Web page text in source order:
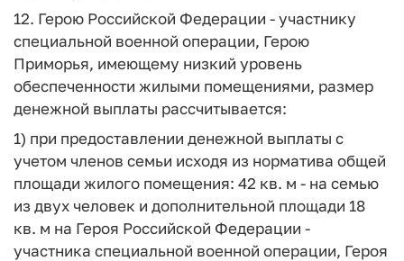
12. Герою Российской Федерации - участнику
специальной военной операции, Герою
Приморья, имеющему низкий уровень
обеспеченности жилыми помещениями, размер
денежной выплаты рассчитывается:
1) при предоставлении денежной выплаты с
учетом членов семьи исходя из норматива общей
площади жилого помещения: 42 кв. м - на семью
из двух человек и дополнительной площади 18
кв. м на Героя Российской Федерации -
участника специальной военной операции, Героя